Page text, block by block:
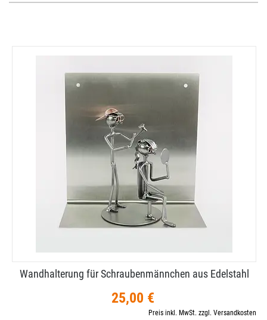
Wandhalterung für Schraubenmännchen aus Edelstahl
25,00 €
Preis inkl. MwSt. zzgl. Versandkosten